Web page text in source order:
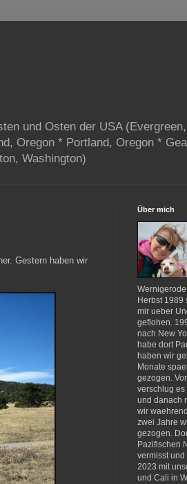
und Osten der USA
Oregon * Portland, Oregon *
Washington)
Gestern haben wir
Über mich
Herbst 1989
mir ueber
geflohen.
nach New
habe dort
haben wir
Monate
gezogen.
verschlug
und danach
wir
zwei Jahre
gezogen.
Pazifischen
vermisst
2023 mit
und Cali in